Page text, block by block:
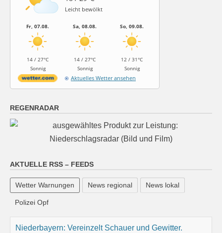
Leicht bewölkt
Fr, 07.08.
14 / 27°C
Sonnig
Sa, 08.08.
14 / 27°C
Sonnig
So, 09.08.
12 / 31°C
Sonnig
Aktuelles Wetter ansehen
REGENRADAR
AKTUELLE RSS – FEEDS
Wetter Warnungen News regional News lokal
Polizei Opf
Niederbayern: Vereinzelt Schauer und Gewitter.